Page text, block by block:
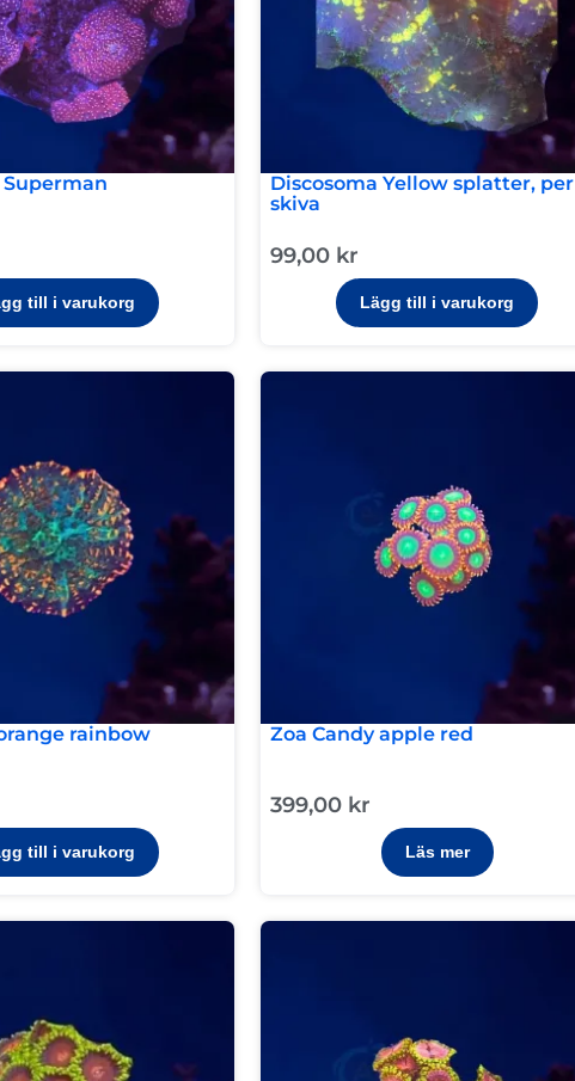
Superman
till i varukorg
Discosoma Yellow splatter, per
skiva
99,00 kr
Lägg till i varukorg
rainbow
till i varukorg
Zoa Candy apple red
399,00 kr
Läs mer